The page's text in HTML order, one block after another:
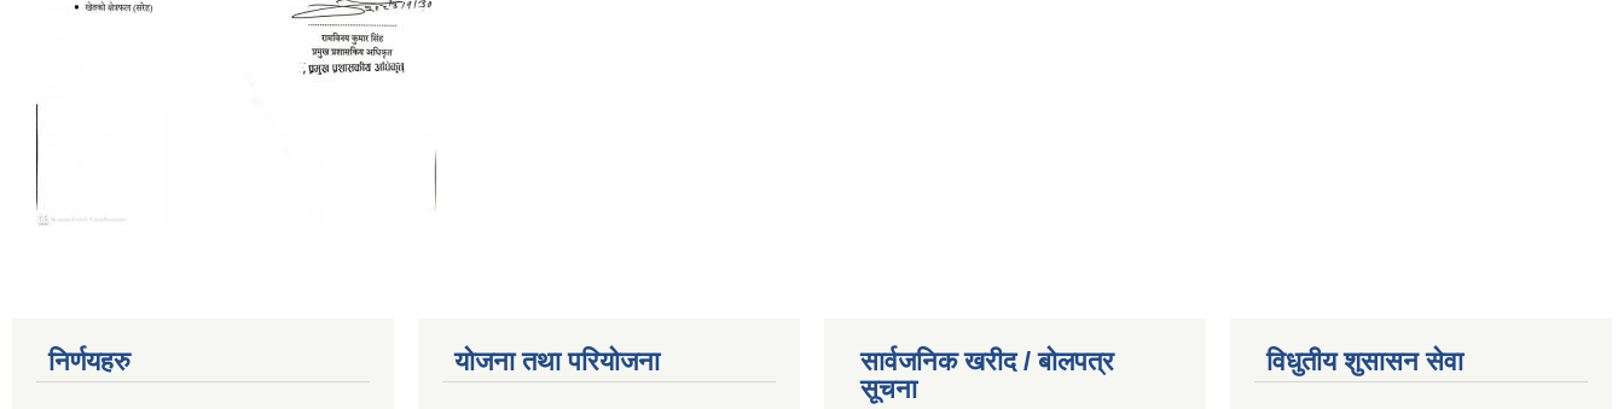
निर्णयहरु योजना तथा परियोजना
सार्वजनिक खरीद / बोलपत्र
सूचना
विधुतीय शुसासन सेवा